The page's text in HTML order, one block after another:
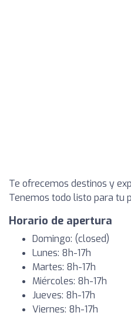
Te ofrecemos destinos y
Tenemos todo listo para tu
Horario de apertura
Domingo: (closed)
Lunes: 8h-17h
Martes: 8h-17h
Miércoles: 8h-17h
Jueves: 8h-17h
Viernes: 8h-17h